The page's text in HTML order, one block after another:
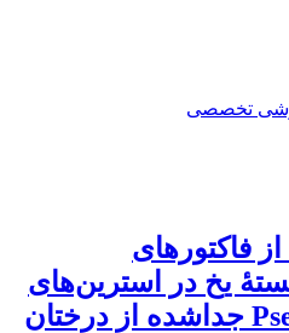
تخصصی
فاکتورهای
یخ در استرین‌های
Pseudomonas syringae جدا‌شده از درختان